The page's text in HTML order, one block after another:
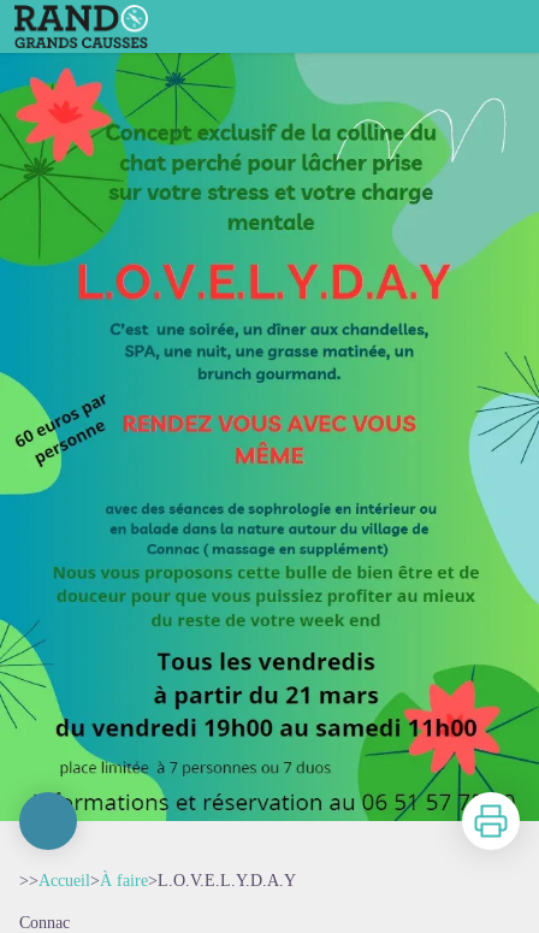
L.O.V.E.L.Y.D.A.Y
Imprimer
>>Accueil>À faire>L.O.V.E.L.Y.D.A.Y
Connac